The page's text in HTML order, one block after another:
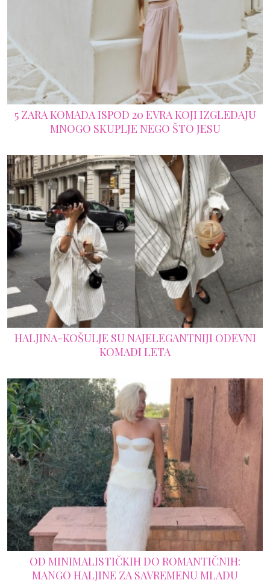
5 ZARA KOMADA ISPOD 20 EVRA KOJI IZGLEDAJU
MNOGO SKUPLJE NEGO ŠTO JESU
HALJINA-KOŠULJE SU NAJELEGANTNIJI ODEVNI
KOMADI LETA
OD MINIMALISTIČKIH DO ROMANTIČNIH:
MANGO HALJINE ZA SAVREMENU MLADU